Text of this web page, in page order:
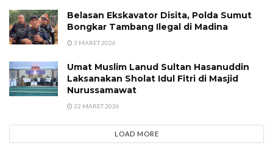
Belasan Ekskavator Disita, Polda Sumut
Bongkar Tambang Ilegal di Madina
3 MARET 2026
Umat Muslim Lanud Sultan Hasanuddin
Laksanakan Sholat Idul Fitri di Masjid
Nurussamawat
22 MARET 2026
LOAD MORE